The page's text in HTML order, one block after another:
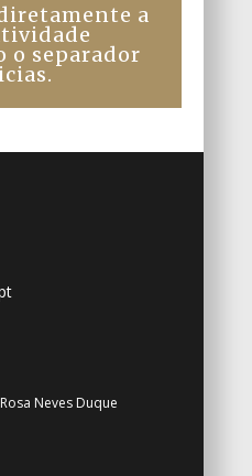
a
o separador
Neves Duque